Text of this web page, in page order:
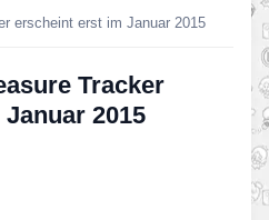
erscheint erst im Januar 2015
Tracker
2015